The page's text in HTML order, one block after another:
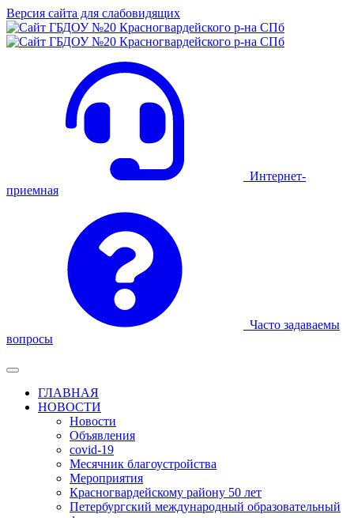
Версия сайта для слабовидящих
Интернет-
приемная
Часто задаваемы
вопросы
ГЛАВНАЯ
НОВОСТИ
Новости
Объявления
covid-19
Месячник благоустройства
Мероприятия
Красногвардейскому району 50 лет
Петербургский международный образовательный